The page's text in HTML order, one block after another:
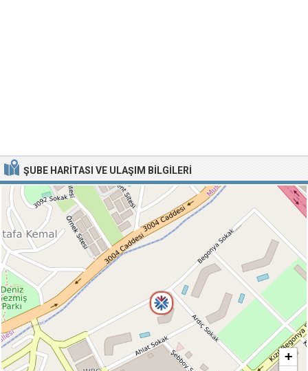
ŞUBE HARITASI VE ULAŞIM BILGILERI
+